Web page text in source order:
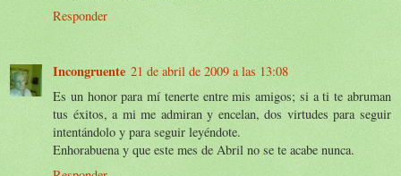
Responder
Incongruente 21 de abril de 2009 a las 13:08
Es un honor para mí tenerte entre mis amigos; si a ti te abruman
tus éxitos, a mi me admiran y encelan, dos virtudes para seguir
intentándolo y para seguir leyéndote.
Enhorabuena y que este mes de Abril no se te acabe nunca.